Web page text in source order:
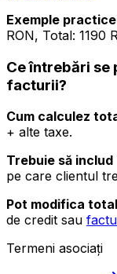
Exemple
RON, Total: 1190
Ce întrebări
facturii?
Cum calculez
+ alte taxe.
Trebuie să
pe care clientul
Pot modifica
de credit sau
Termeni asociați